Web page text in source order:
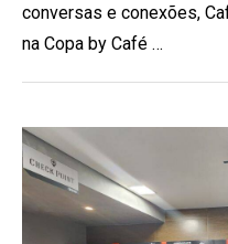
conversas e conexões,
na Copa by Café …